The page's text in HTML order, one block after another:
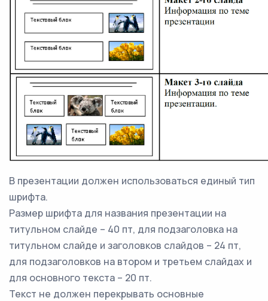
В презентации должен использоваться единый тип
шрифта.
Размер шрифта для названия презентации на
титульном слайде – 40 пт, для подзаголовка на
титульном слайде и заголовков слайдов – 24 пт,
для подзаголовков на втором и третьем слайдах и
для основного текста – 20 пт.
Текст не должен перекрывать основные